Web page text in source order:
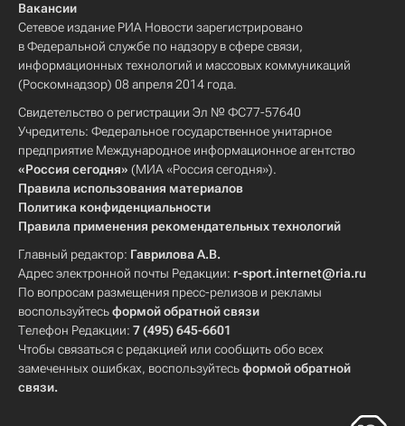
Вакансии
Сетевое издание РИА Новости зарегистрировано
в Федеральной службе по надзору в сфере связи,
информационных технологий и массовых коммуникаций
(Роскомнадзор) 08 апреля 2014 года.
Свидетельство о регистрации Эл № ФС77-57640
Учредитель: Федеральное государственное унитарное
предприятие Международное информационное агентство
«Россия сегодня» (МИА «Россия сегодня»).
Правила использования материалов
Политика конфиденциальности
Правила применения рекомендательных технологий
Главный редактор: Гаврилова А.В.
Адрес электронной почты Редакции: r-sport.internet@ria.ru
По вопросам размещения пресс-релизов и рекламы
воспользуйтесьформой обратной связи
Телефон Редакции: 7 (495) 645-6601
Чтобы связаться с редакцией или сообщить обо всех
замеченных ошибках, воспользуйтесьформой обратной
связи.